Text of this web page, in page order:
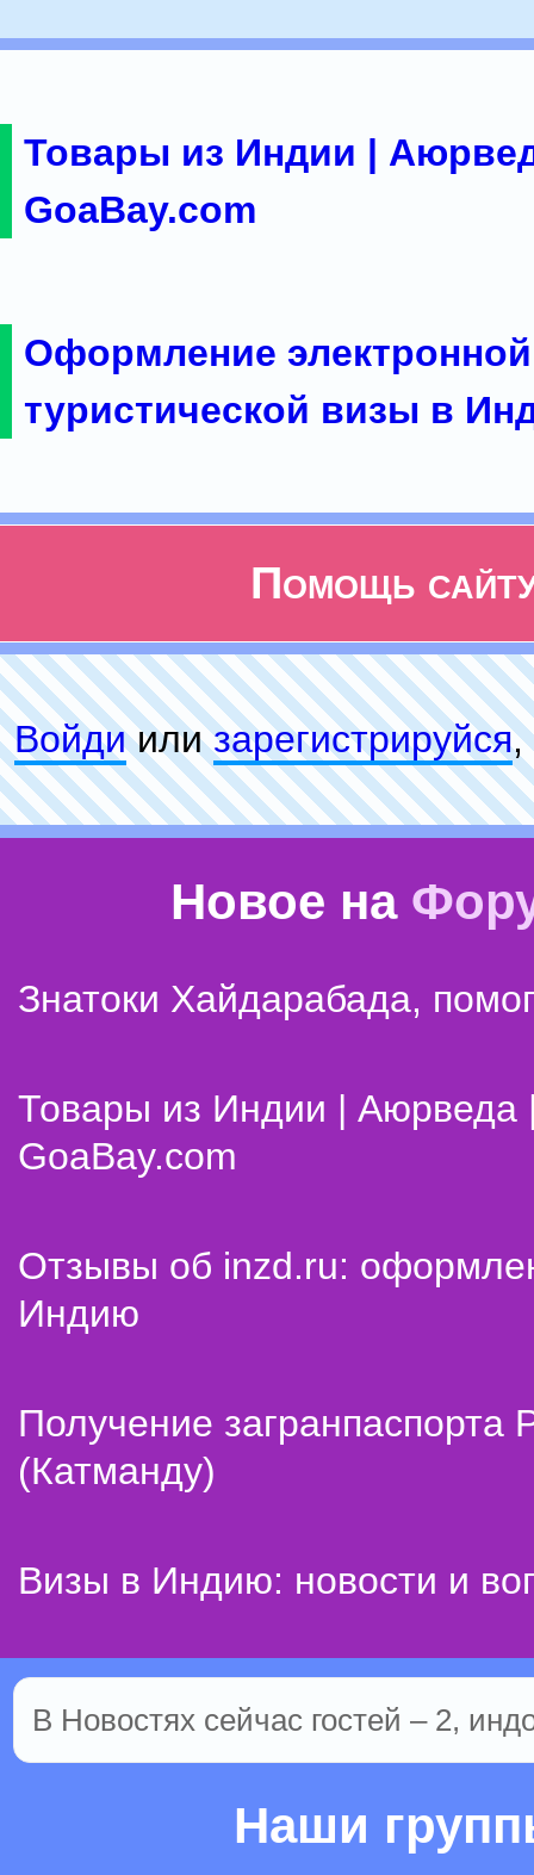
Товары из Индии |
GoaBay.com
Оформление электронной
туристической визы в
Помощь
Войдиилизарeгиcтpируйся,
Новое на
Знатоки Хайдарабада,
Товары из Индии | Аюрведа
GoaBay.com
Отзывы об inzd.ru:
Индию
Получение
(Катманду)
Визы в Индию: новости и
В Новостях сейчас гостей – 2,
Наши